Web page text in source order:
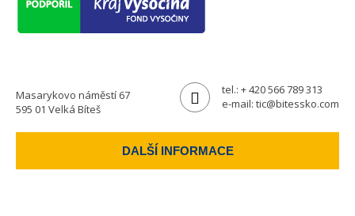
Masarykovo náměstí 67
595 01 Velká Bíteš
tel.: + 420 566 789 313
e-mail: tic@bitessko.com
DALŠÍ INFORMACE